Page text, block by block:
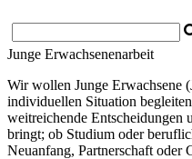
Junge Erwachsenenarbeit
Wir wollen Junge Erwachsene
individuellen Situation
weitreichende Entscheidungen
bringt; ob Studium oder
Neuanfang, Partnerschaft oder